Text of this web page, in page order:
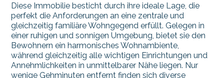
Diese Immobilie besticht durch ihre ideale Lage, die
perfekt die Anforderungen an eine zentrale und
gleichzeitig familiäre Wohngegend erfüllt. Gelegen in
einer ruhigen und sonnigen Umgebung, bietet sie den
Bewohnern ein harmonisches Wohnambiente,
während gleichzeitig alle wichtigen Einrichtungen und
Annehmlichkeiten in unmittelbarer Nähe liegen. Nur
wenige Gehminuten entfernt finden sich diverse